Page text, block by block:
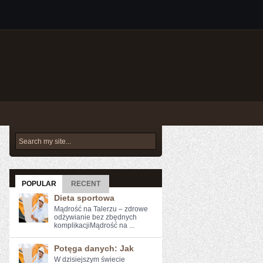
POPULAR RECENT
Dieta sportowa
Mądrość na Talerzu – zdrowe
odżywianie bez zbędnych
komplikacjiMądrość na ...
Potęga danych: Jak
W dzisiejszym świecie